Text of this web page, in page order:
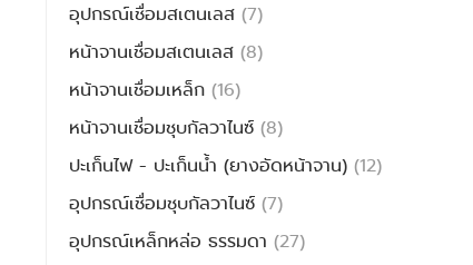
อุปกรณ์เชื่อมสเตนเลส(7)
หน้าจานเชื่อมสเตนเลส(8)
หน้าจานเชื่อมเหล็ก(16)
หน้าจานเชื่อมชุบกัลวาไนซ์(8)
ปะเก็นไฟ - ปะเก็นน้ำ (ยางอัดหน้าจาน)(12)
อุปกรณ์เชื่อมชุบกัลวาไนซ์(7)
อุปกรณ์เหล็กหล่อ ธรรมดา(27)